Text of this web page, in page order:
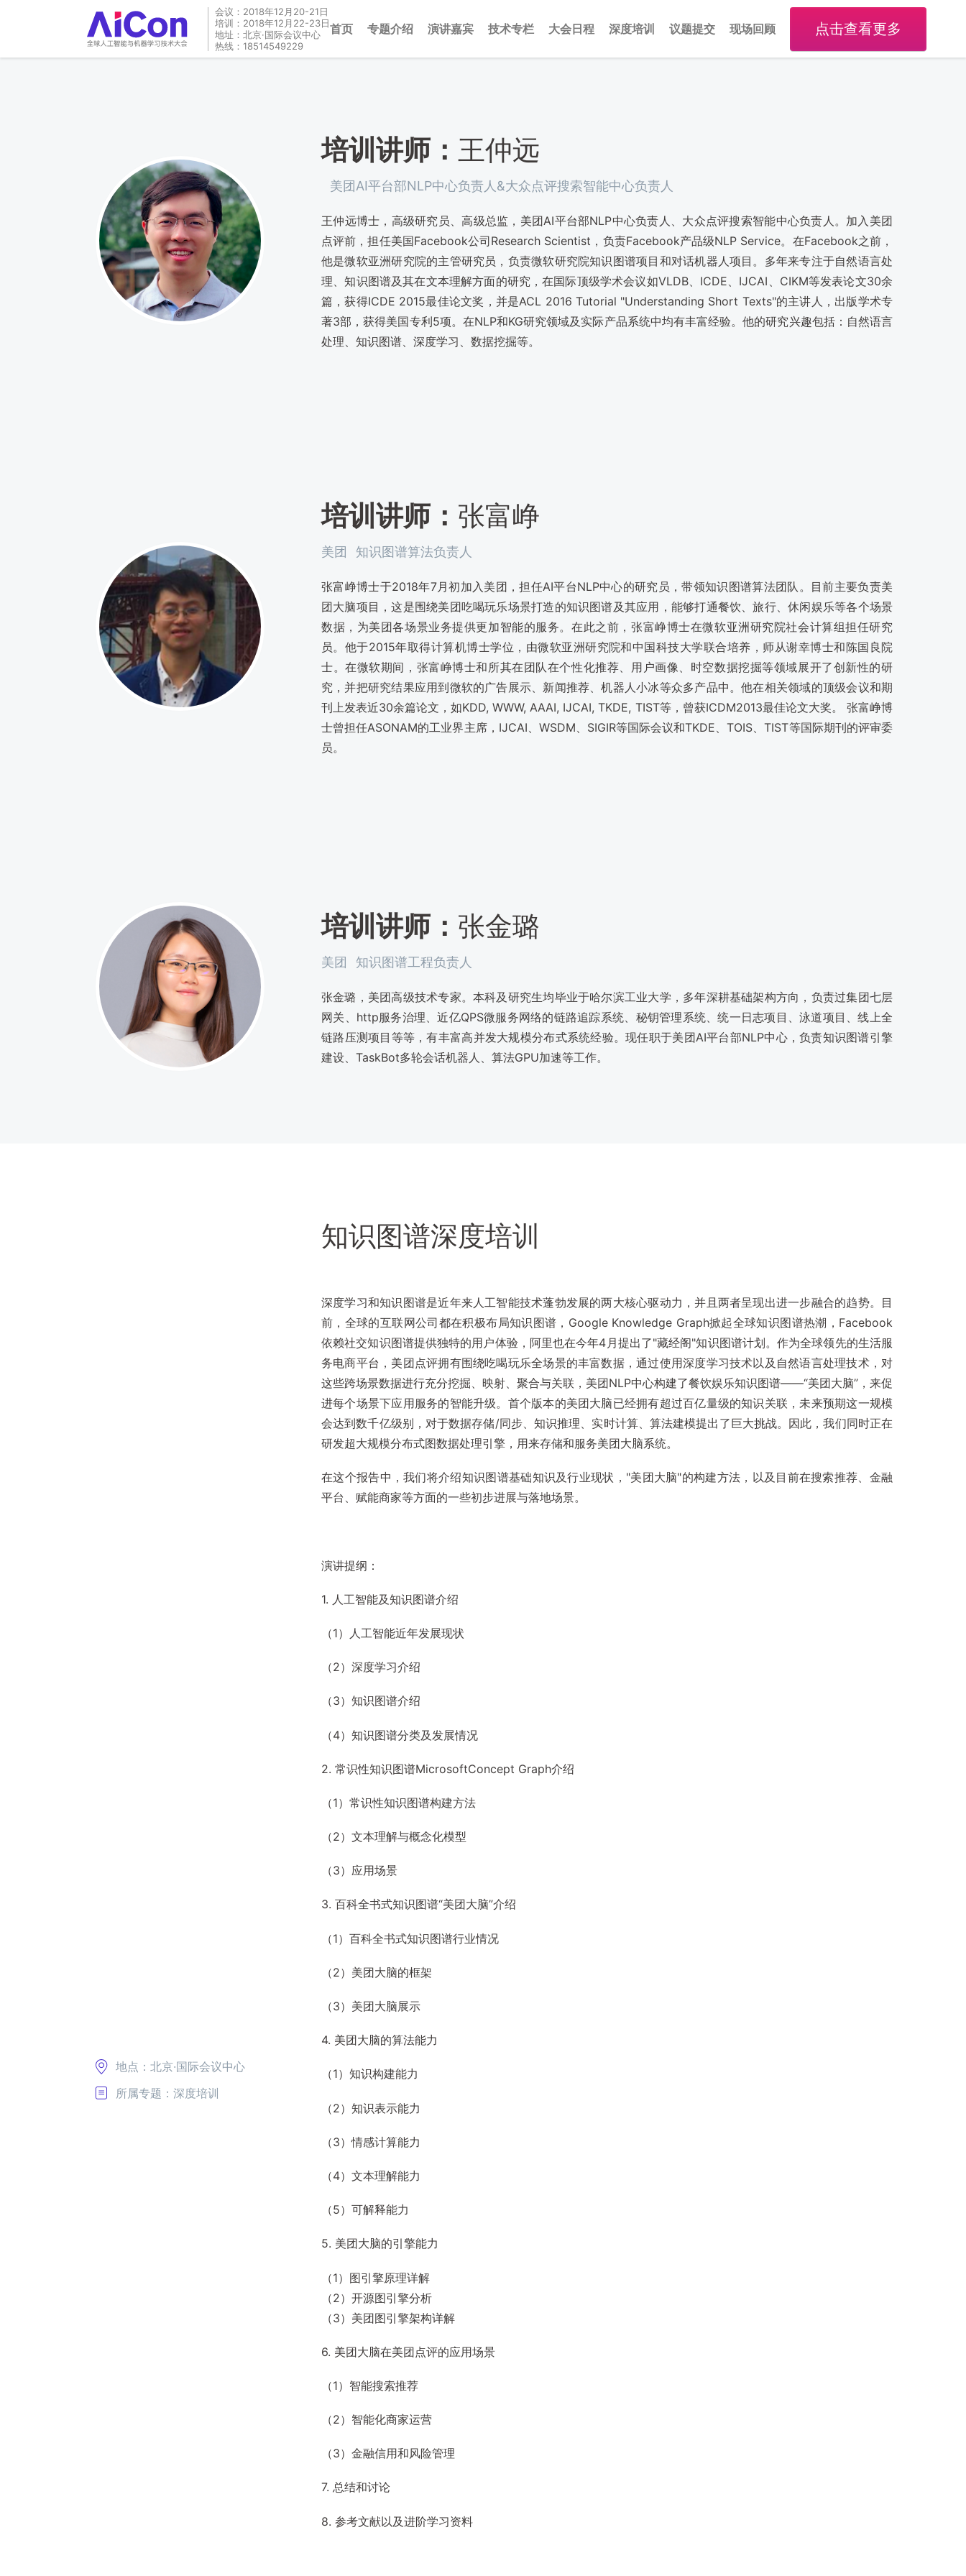
会议：2018年12月20-21日
培训：2018年12月22-23日
地址：北京·国际会议中心
热线：18514549229
首页 专题介绍 演讲嘉宾 技术专栏 大会日程 深度培训 议题提交 现场回顾 点击查看更多
培训讲师： 王仲远
美团AI平台部NLP中心负责人&大众点评搜索智能中心负责人
王仲远博士，高级研究员、高级总监，美团AI平台部NLP中心负责人、大众点评搜索智能中心负责人。加入美团
点评前，担任美国Facebook公司Research Scientist，负责Facebook产品级NLP Service。在Facebook之前，
他是微软亚洲研究院的主管研究员，负责微软研究院知识图谱项目和对话机器人项目。多年来专注于自然语言处
理、知识图谱及其在文本理解方面的研究，在国际顶级学术会议如VLDB、ICDE、IJCAI、CIKM等发表论文30余
篇，获得ICDE 2015最佳论文奖，并是ACL 2016 Tutorial "Understanding Short Texts"的主讲人，出版学术专
著3部，获得美国专利5项。在NLP和KG研究领域及实际产品系统中均有丰富经验。他的研究兴趣包括：自然语言
处理、知识图谱、深度学习、数据挖掘等。
培训讲师： 张富峥
美团 知识图谱算法负责人
张富峥博士于2018年7月初加入美团，担任AI平台NLP中心的研究员，带领知识图谱算法团队。目前主要负责美
团大脑项目，这是围绕美团吃喝玩乐场景打造的知识图谱及其应用，能够打通餐饮、旅行、休闲娱乐等各个场景
数据，为美团各场景业务提供更加智能的服务。在此之前，张富峥博士在微软亚洲研究院社会计算组担任研究
员。他于2015年取得计算机博士学位，由微软亚洲研究院和中国科技大学联合培养，师从谢幸博士和陈国良院
士。在微软期间，张富峥博士和所其在团队在个性化推荐、用户画像、时空数据挖掘等领域展开了创新性的研
究，并把研究结果应用到微软的广告展示、新闻推荐、机器人小冰等众多产品中。他在相关领域的顶级会议和期
刊上发表近30余篇论文，如KDD, WWW, AAAI, IJCAI, TKDE, TIST等，曾获ICDM2013最佳论文大奖。 张富峥博
士曾担任ASONAM的工业界主席，IJCAI、WSDM、SIGIR等国际会议和TKDE、TOIS、TIST等国际期刊的评审委
员。
培训讲师： 张金璐
美团 知识图谱工程负责人
张金璐，美团高级技术专家。本科及研究生均毕业于哈尔滨工业大学，多年深耕基础架构方向，负责过集团七层
网关、http服务治理、近亿QPS微服务网络的链路追踪系统、秘钥管理系统、统一日志项目、泳道项目、线上全
链路压测项目等等，有丰富高并发大规模分布式系统经验。现任职于美团AI平台部NLP中心，负责知识图谱引擎
建设、TaskBot多轮会话机器人、算法GPU加速等工作。
地点：北京·国际会议中心
所属专题：深度培训
知识图谱深度培训
深度学习和知识图谱是近年来人工智能技术蓬勃发展的两大核心驱动力，并且两者呈现出进一步融合的趋势。目
前，全球的互联网公司都在积极布局知识图谱，Google Knowledge Graph掀起全球知识图谱热潮，Facebook
依赖社交知识图谱提供独特的用户体验，阿里也在今年4月提出了"藏经阁"知识图谱计划。作为全球领先的生活服
务电商平台，美团点评拥有围绕吃喝玩乐全场景的丰富数据，通过使用深度学习技术以及自然语言处理技术，对
这些跨场景数据进行充分挖掘、映射、聚合与关联，美团NLP中心构建了餐饮娱乐知识图谱——“美团大脑”，来促
进每个场景下应用服务的智能升级。首个版本的美团大脑已经拥有超过百亿量级的知识关联，未来预期这一规模
会达到数千亿级别，对于数据存储/同步、知识推理、实时计算、算法建模提出了巨大挑战。因此，我们同时正在
研发超大规模分布式图数据处理引擎，用来存储和服务美团大脑系统。
在这个报告中，我们将介绍知识图谱基础知识及行业现状，"美团大脑"的构建方法，以及目前在搜索推荐、金融
平台、赋能商家等方面的一些初步进展与落地场景。
演讲提纲：
1. 人工智能及知识图谱介绍
（1）人工智能近年发展现状
（2）深度学习介绍
（3）知识图谱介绍
（4）知识图谱分类及发展情况
2. 常识性知识图谱MicrosoftConcept Graph介绍
（1）常识性知识图谱构建方法
（2）文本理解与概念化模型
（3）应用场景
3. 百科全书式知识图谱“美团大脑”介绍
（1）百科全书式知识图谱行业情况
（2）美团大脑的框架
（3）美团大脑展示
4. 美团大脑的算法能力
（1）知识构建能力
（2）知识表示能力
（3）情感计算能力
（4）文本理解能力
（5）可解释能力
5. 美团大脑的引擎能力
（1）图引擎原理详解
（2）开源图引擎分析
（3）美团图引擎架构详解
6. 美团大脑在美团点评的应用场景
（1）智能搜索推荐
（2）智能化商家运营
（3）金融信用和风险管理
7. 总结和讨论
8. 参考文献以及进阶学习资料